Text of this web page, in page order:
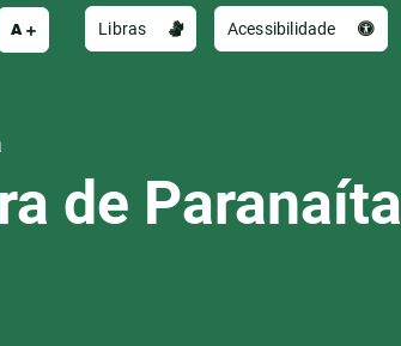
A Libras Acessibilidade
de Paranaíta